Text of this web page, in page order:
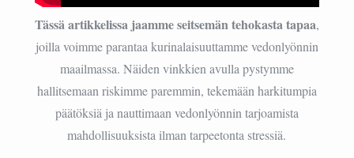
Tässä artikkelissa jaamme seitsemän tehokasta tapaa,
joilla voimme parantaa kurinalaisuuttamme vedonlyönnin
maailmassa. Näiden vinkkien avulla pystymme
hallitsemaan riskimme paremmin, tekemään harkitumpia
päätöksiä ja nauttimaan vedonlyönnin tarjoamista
mahdollisuuksista ilman tarpeetonta stressiä.